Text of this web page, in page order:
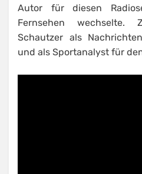
Autor für diesen
Fernsehen wechselte.
Schautzer als
und als Sportanalyst für